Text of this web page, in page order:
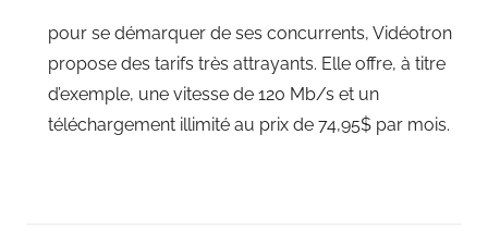
pour se démarquer de ses concurrents, Vidéotron
propose des tarifs très attrayants. Elle offre, à titre
d’exemple, une vitesse de 120 Mb/s et un
téléchargement illimité au prix de 74,95$ par mois.